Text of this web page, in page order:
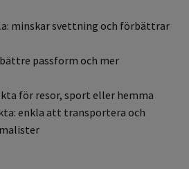
minskar svettning och förbättrar
passform och mer
för resor, sport eller hemma
enkla att transportera och